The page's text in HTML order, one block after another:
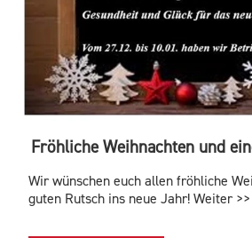
Fröhliche Weihnachten und
Wir wünschen euch allen fröhliche
guten Rutsch ins neue Jahr! Weiter >>